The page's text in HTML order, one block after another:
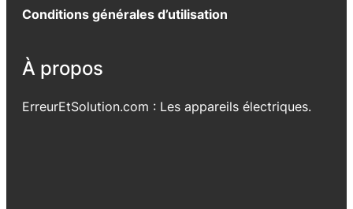
Conditions générales d’utilisation
À propos
ErreurEtSolution.com : Les appareils électriques.